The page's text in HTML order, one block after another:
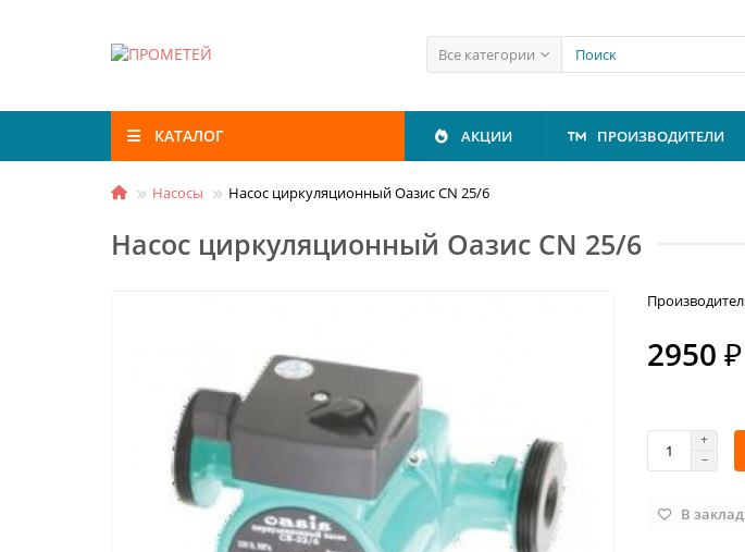
Все категории
КАТАЛОГ АКЦИИ ПРОИЗВОДИТЕЛИ
Насосы Насос циркуляционный Оазис CN 25/6
Насос циркуляционный Оазис CN 25/6
2950 ₽
В